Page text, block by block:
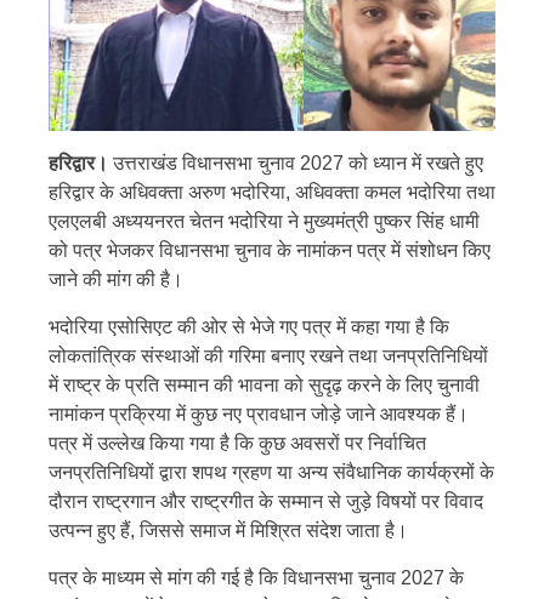
हरिद्वार। उत्तराखंड विधानसभा चुनाव 2027 को ध्यान में रखते हुए
हरिद्वार के अधिवक्ता अरुण भदोरिया, अधिवक्ता कमल भदोरिया तथा
एलएलबी अध्ययनरत चेतन भदोरिया ने मुख्यमंत्री पुष्कर सिंह धामी
को पत्र भेजकर विधानसभा चुनाव के नामांकन पत्र में संशोधन किए
जाने की मांग की है।
भदोरिया एसोसिएट की ओर से भेजे गए पत्र में कहा गया है कि
लोकतांत्रिक संस्थाओं की गरिमा बनाए रखने तथा जनप्रतिनिधियों
में राष्ट्र के प्रति सम्मान की भावना को सुदृढ़ करने के लिए चुनावी
नामांकन प्रक्रिया में कुछ नए प्रावधान जोड़े जाने आवश्यक हैं।
पत्र में उल्लेख किया गया है कि कुछ अवसरों पर निर्वाचित
जनप्रतिनिधियों द्वारा शपथ ग्रहण या अन्य संवैधानिक कार्यक्रमों के
दौरान राष्ट्रगान और राष्ट्रगीत के सम्मान से जुड़े विषयों पर विवाद
उत्पन्न हुए हैं, जिससे समाज में मिश्रित संदेश जाता है।
पत्र के माध्यम से मांग की गई है कि विधानसभा चुनाव 2027 के